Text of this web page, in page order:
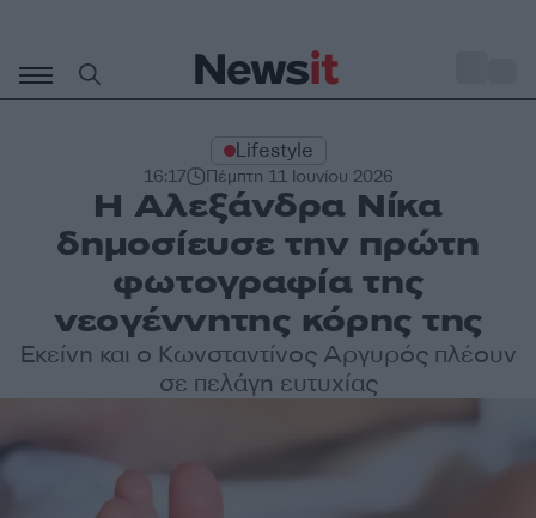
περιεχόμενο
Lifestyle
16:17 Πέμπτη 11 Ιουνίου 2026
Η Αλεξάνδρα Νίκα
δημοσίευσε την πρώτη
φωτογραφία της
νεογέννητης κόρης της
Εκείνη και ο Κωνσταντίνος Αργυρός πλέουν
σε πελάγη ευτυχίας